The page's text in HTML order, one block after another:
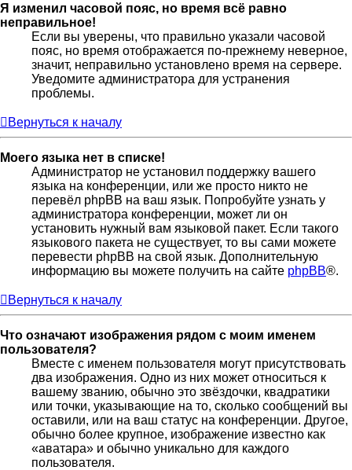
Я изменил часовой пояс, но время всё равно
неправильное!
Если вы уверены, что правильно указали часовой
пояс, но время отображается по-прежнему неверное,
значит, неправильно установлено время на сервере.
Уведомите администратора для устранения
проблемы.
Вернуться к началу
Моего языка нет в списке!
Администратор не установил поддержку вашего
языка на конференции, или же просто никто не
перевёл phpBB на ваш язык. Попробуйте узнать у
администратора конференции, может ли он
установить нужный вам языковой пакет. Если такого
языкового пакета не существует, то вы сами можете
перевести phpBB на свой язык. Дополнительную
информацию вы можете получить на сайте phpBB®.
Вернуться к началу
Что означают изображения рядом с моим именем
пользователя?
Вместе с именем пользователя могут присутствовать
два изображения. Одно из них может относиться к
вашему званию, обычно это звёздочки, квадратики
или точки, указывающие на то, сколько сообщений вы
оставили, или на ваш статус на конференции. Другое,
обычно более крупное, изображение известно как
«аватара» и обычно уникально для каждого
пользователя.